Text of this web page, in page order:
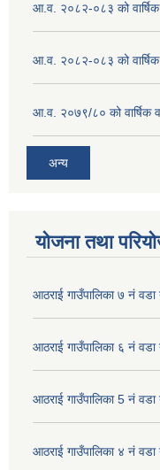
आ.व. २०८२-०८३ को
आ.व. २०८२-०८३ को
आ.व. २०७९/८० को वार्षिक
अन्य
योजना तथा
आठराई गाउँपालिका ७ नं
आठराई गाउँपालिका ६ नं
आठराई गाउँपालिका 5 नं
आठराई गाउँपालिका ४ नं